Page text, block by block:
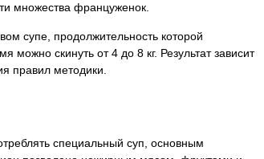
множества француженок.
супе, продолжительность которой
можно скинуть от 4 до 8 кг. Результат зависит
правил методики.
специальный суп, основным